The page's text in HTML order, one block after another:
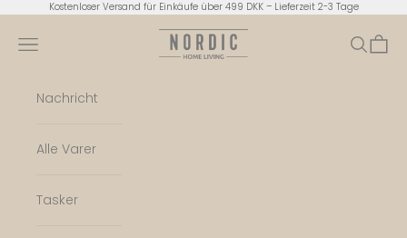
Zum Inhalt springen
Kostenloser Versand für Einkäufe über 499 DKK – Lieferzeit 2-3 Tage
Nordic Home Living
Menü Suchen
Nachricht
Alle Varer
Tasker